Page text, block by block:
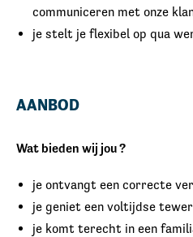
communiceren met onze
je stelt je flexibel op qua
AANBOD
Wat bieden wij jou ?
je ontvangt een correcte
je geniet een voltijdse
je komt terecht in een